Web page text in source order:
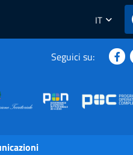
IT
Seguici su: